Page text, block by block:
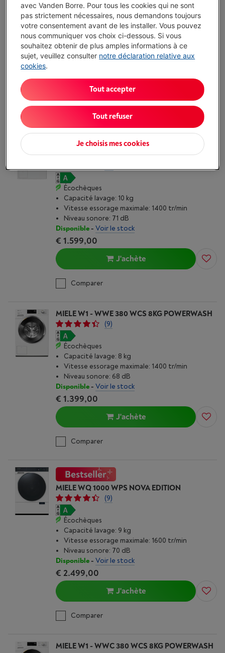
Écochèques
Capacité lavage: 8 kg
Vitesse essorage maximale: 1400 tr/min
Niveau sonore: 72 dB
Disponible-Voir le stock
J'achète
Comparer
MIELE W1 - WWK 360 WCS 10KG POWERWASH
Écochèques
Capacité lavage: 10 kg
Vitesse essorage maximale: 1400 tr/min
Niveau sonore: 71 dB
Disponible- Voir le stock
€ 1.599,00
J'achète
Comparer
MIELE W1 - WWE 380 WCS 8KG POWERWASH
(9)
Écochèques
Capacité lavage: 8 kg
Vitesse essorage maximale: 1400 tr/min
Niveau sonore: 68 dB
Disponible- Voir le stock
€ 1.399,00
J'achète
Comparer
MIELE WQ 1000 WPS NOVA EDITION
(9)
Écochèques
Capacité lavage: 9 kg
Vitesse essorage maximale: 1600 tr/min
Niveau sonore: 70 dB
Disponible- Voir le stock
€ 2.499,00
J'achète
Comparer
MIELE W1 - WWC 380 WCS 8KG POWERWASH
avec Vanden Borre. Pour tous les cookies qui ne sont
pas strictement nécessaires, nous demandons toujours
votre consentement avant de les installer. Vous pouvez
nous communiquer vos choix ci-dessous. Si vous
souhaitez obtenir de plus amples informations à ce
sujet, veuillez consulter notre déclaration relative aux
cookies.
Je choisis mes cookies
Tout refuser
Tout accepter